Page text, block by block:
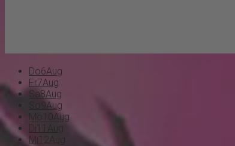
Do6Aug
Fr7Aug
Sa8Aug
9Aug
Mo
10Aug
Di11
Aug
Mi12Aug